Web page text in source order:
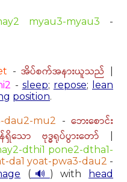
myau3-myau3 -
-အိပ်စက်အနားယူသည်
- sleep; repose;
lean
position.
dau2-mu2 - ဘေးစောင်း
သော ဗုဒ္ဓရုပ်ပွားတော်
dthi1 pone2-dtha1-
da1 yoat-pwa3-dau2 -
(🔊 ) with
head